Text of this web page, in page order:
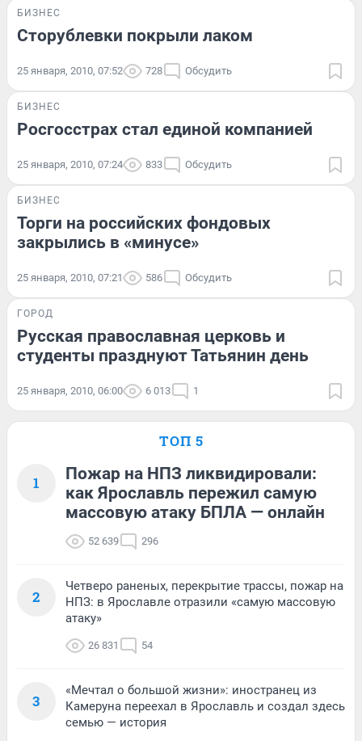
БИЗНЕС
Сторублевки покрыли лаком
25 января, 2010, 07:52 728 Обсудить
БИЗНЕС
Росгосстрах стал единой компанией
25 января, 2010, 07:24 833 Обсудить
БИЗНЕС
Торги на российских фондовых
закрылись в «минусе»
25 января, 2010, 07:21 586 Обсудить
ГОРОД
Русская православная церковь и
студенты празднуют Татьянин день
25 января, 2010, 06:00 6 013 1
ТОП 5
1
Пожар на НПЗ ликвидировали:
как Ярославль пережил самую
массовую атаку БПЛА — онлайн
52 639 296
2
Четверо раненых, перекрытие трассы, пожар на
НПЗ: в Ярославле отразили «самую массовую
атаку»
26 831 54
3
«Мечтал о большой жизни»: иностранец из
Камеруна переехал в Ярославль и создал здесь
семью — история